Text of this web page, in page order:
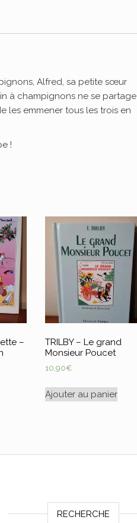
Alfred, sa petite sœur
à champignons ne se partage
les emmener tous les trois en
!
–
TRILBY – Le grand
Monsieur Poucet
10,90€
Ajouter au panier
RECHERCHE